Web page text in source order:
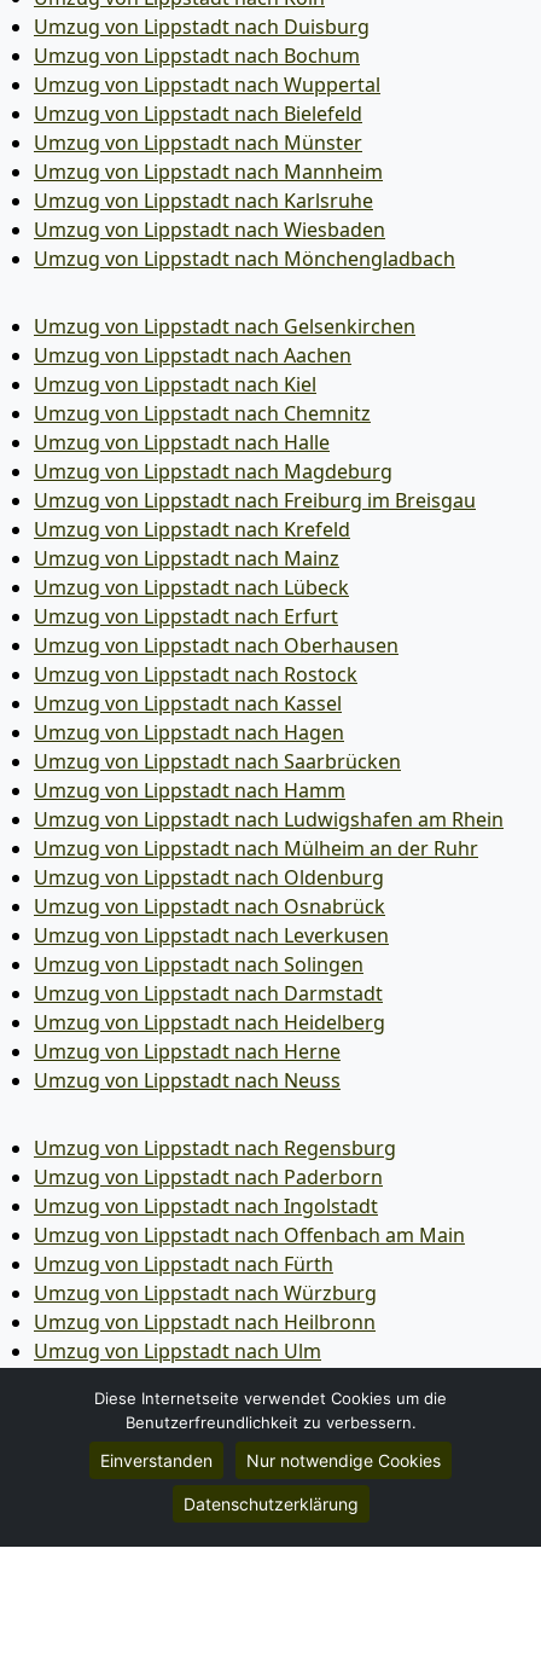
Umzug von Lippstadt nach Duisburg
Umzug von Lippstadt nach Bochum
Umzug von Lippstadt nach Wuppertal
Umzug von Lippstadt nach Bielefeld
Umzug von Lippstadt nach Münster
Umzug von Lippstadt nach Mannheim
Umzug von Lippstadt nach Karlsruhe
Umzug von Lippstadt nach Wiesbaden
Umzug von Lippstadt nach Mönchen­gladbach
Umzug von Lippstadt nach Gelsenkirchen
Umzug von Lippstadt nach Aachen
Umzug von Lippstadt nach Kiel
Umzug von Lippstadt nach Chemnitz
Umzug von Lippstadt nach Halle
Umzug von Lippstadt nach Magdeburg
Umzug von Lippstadt nach Freiburg im Breisgau
Umzug von Lippstadt nach Krefeld
Umzug von Lippstadt nach Mainz
Umzug von Lippstadt nach Lübeck
Umzug von Lippstadt nach Erfurt
Umzug von Lippstadt nach Oberhausen
Umzug von Lippstadt nach Rostock
Umzug von Lippstadt nach Kassel
Umzug von Lippstadt nach Hagen
Umzug von Lippstadt nach Saarbrücken
Umzug von Lippstadt nach Hamm
Umzug von Lippstadt nach Ludwigshafen am Rhein
Umzug von Lippstadt nach Mülheim an der Ruhr
Umzug von Lippstadt nach Oldenburg
Umzug von Lippstadt nach Osnabrück
Umzug von Lippstadt nach Leverkusen
Umzug von Lippstadt nach Solingen
Umzug von Lippstadt nach Darmstadt
Umzug von Lippstadt nach Heidelberg
Umzug von Lippstadt nach Herne
Umzug von Lippstadt nach Neuss
Umzug von Lippstadt nach Regensburg
Umzug von Lippstadt nach Paderborn
Umzug von Lippstadt nach Ingolstadt
Umzug von Lippstadt nach Offenbach am Main
Umzug von Lippstadt nach Fürth
Umzug von Lippstadt nach Würzburg
Umzug von Lippstadt nach Heilbronn
Umzug von Lippstadt nach Ulm
Umzug von Lippstadt nach Wolfsburg
Umzug von Lippstadt nach Bottrop
Umzug von Lippstadt nach Göttingen
Umzug von Lippstadt nach Reutlingen
Umzug von Lippstadt nach Bremer­haven
Umzug von Lippstadt nach Koblenz
Diese Internetseite verwendet Cookies um die
Benutzerfreundlichkeit zu verbessern.
Einverstanden Nur notwendige Cookies
Datenschutzerklärung